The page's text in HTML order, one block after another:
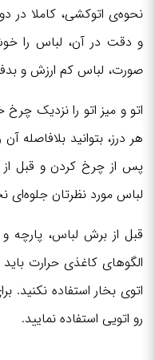
نحوه‌ی اتوکشی، کاملا
و دقت در آن، لباس را
صورت، لباس کم ارزش و
اتو و میز اتو را نزدیک
هر درز، بتوانید بلافاصله
پس از چرخ کردن و قبل از
لباس مورد نظرتان جلوه‌ای
قبل از برش لباس، پارچه و
الگوهای کاغذی حرارت باید
اتوی بخار استفاده نکنید.
رو اتویی استفاده نمایید.